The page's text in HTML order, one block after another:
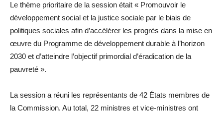
Le thème prioritaire de la session était « Promouvoir le
développement social et la justice sociale par le biais de
politiques sociales afin d’accélérer les progrès dans la mise en
œuvre du Programme de développement durable à l’horizon
2030 et d’atteindre l’objectif primordial d’éradication de la
pauvreté ».
La session a réuni les représentants de 42 États membres de
la Commission. Au total, 22 ministres et vice-ministres ont